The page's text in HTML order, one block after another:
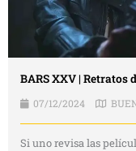
BARS XXV | Retratos
07/12/2024
Si uno revisa las